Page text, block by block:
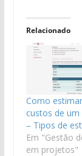
Relacionado
Como
custos de
– Tipos de
Em "Gestão
em projetos"